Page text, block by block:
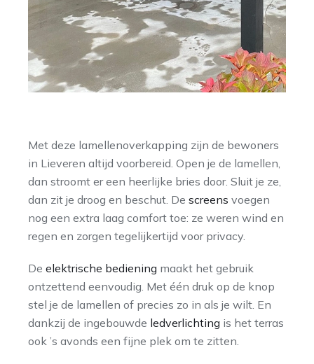
Met deze lamellenoverkapping zijn de bewoners
in Lieveren altijd voorbereid. Open je de lamellen,
dan stroomt er een heerlijke bries door. Sluit je ze,
dan zit je droog en beschut. De screens voegen
nog een extra laag comfort toe: ze weren wind en
regen en zorgen tegelijkertijd voor privacy.
De elektrische bediening maakt het gebruik
ontzettend eenvoudig. Met één druk op de knop
stel je de lamellen of precies zo in als je wilt. En
dankzij de ingebouwde ledverlichting is het terras
ook ’s avonds een fijne plek om te zitten.